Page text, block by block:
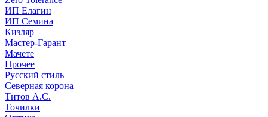
ИП Елагин
ИП Семина
Кизляр
Мастер-Гарант
Мачете
Прочее
Русский стиль
Северная корона
Титов А.С.
Точилки